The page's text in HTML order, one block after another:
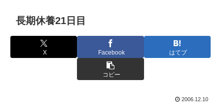
長期休養21日目
X Facebook はてブ
コピー
2006.12.10